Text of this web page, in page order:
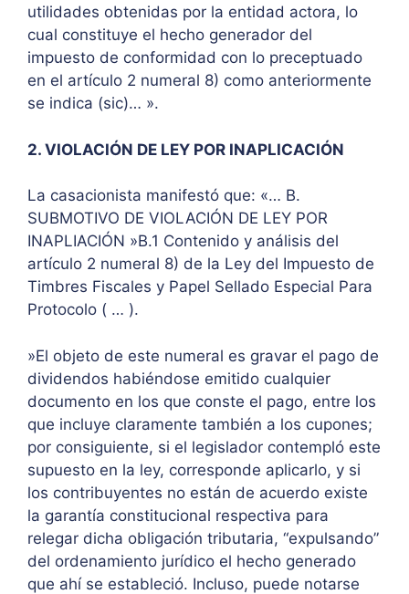
utilidades obtenidas por la entidad actora, lo
cual constituye el hecho generador del
impuesto de conformidad con lo preceptuado
en el artículo 2 numeral 8) como anteriormente
se indica (sic)… ».
2. VIOLACIÓN DE LEY POR INAPLICACIÓN
La casacionista manifestó que: «… B.
SUBMOTIVO DE VIOLACIÓN DE LEY POR
INAPLIACIÓN »B.1 Contenido y análisis del
artículo 2 numeral 8) de la Ley del Impuesto de
Timbres Fiscales y Papel Sellado Especial Para
Protocolo ( … ).
»El objeto de este numeral es gravar el pago de
dividendos habiéndose emitido cualquier
documento en los que conste el pago, entre los
que incluye claramente también a los cupones;
por consiguiente, si el legislador contempló este
supuesto en la ley, corresponde aplicarlo, y si
los contribuyentes no están de acuerdo existe
la garantía constitucional respectiva para
relegar dicha obligación tributaria, “expulsando”
del ordenamiento jurídico el hecho generado
que ahí se estableció. Incluso, puede notarse